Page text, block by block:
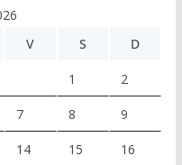
V S D
1 2
7 8 9
14 15 16